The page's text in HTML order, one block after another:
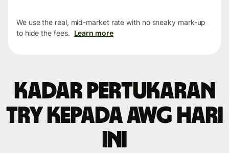
We use the real, mid-market rate with no sneaky mark-up
to hide the fees. Learn more
Kadar pertukaran
TRY kepada AWG hari
ini